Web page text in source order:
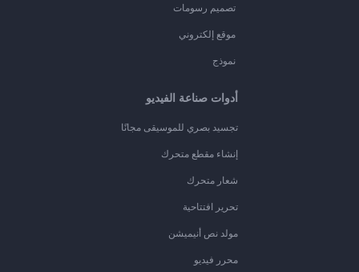
تصميم رسومات
موقع إلكتروني
نموذج
أدوات صناعة الفيديو
تجسيد بصري للموسيقى مجانًا
إنشاء مقطع متحرك
شعار متحرك
تحرير افتتاحية
مولد نص أنيميشن
محرر فيديو